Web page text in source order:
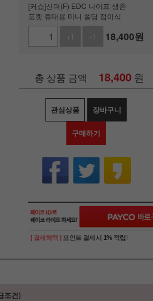
[커쇼]신더(F) EDC 나이프 생존
포켓 휴대용 미니 폴딩 접이식
+1
-1 18,400원
총 상품 금액 18,400 원
관심상품 장바구니
구매하기
[ 결제혜택 ] 포인트 결제시 1% 적립!
조건)